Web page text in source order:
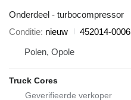
Onderdeel - turbocompressor
Conditie nieuw
452014-0006
Polen, Opole
Truck Cores